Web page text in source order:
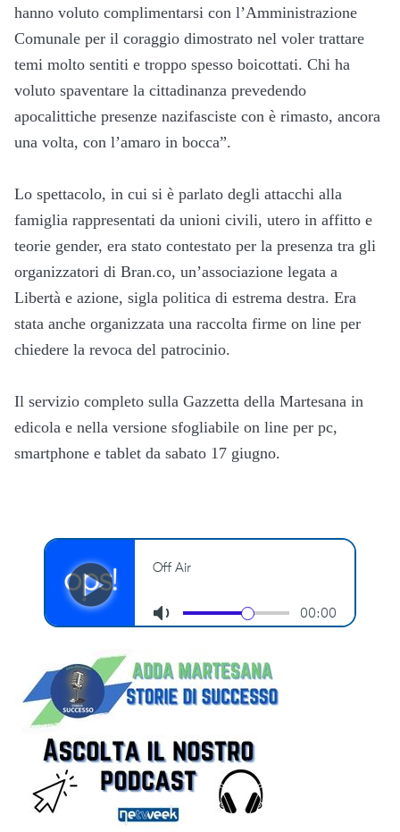
hanno voluto complimentarsi con l’Amministrazione
Comunale per il coraggio dimostrato nel voler trattare
temi molto sentiti e troppo spesso boicottati. Chi ha
voluto spaventare la cittadinanza prevedendo
apocalittiche presenze nazifasciste con è rimasto, ancora
una volta, con l’amaro in bocca”.
Lo spettacolo, in cui si è parlato degli attacchi alla
famiglia rappresentati da unioni civili, utero in affitto e
teorie gender, era stato contestato per la presenza tra gli
organizzatori di Bran.co, un’associazione legata a
Libertà e azione, sigla politica di estrema destra. Era
stata anche organizzata una raccolta firme on line per
chiedere la revoca del patrocinio.
Il servizio completo sulla Gazzetta della Martesana in
edicola e nella versione sfogliabile on line per pc,
smartphone e tablet da sabato 17 giugno.